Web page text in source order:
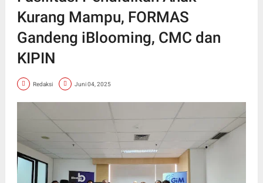
Kurang Mampu, FORMAS
Gandeng iBlooming, CMC dan
KIPIN
Redaksi Juni 04, 2025